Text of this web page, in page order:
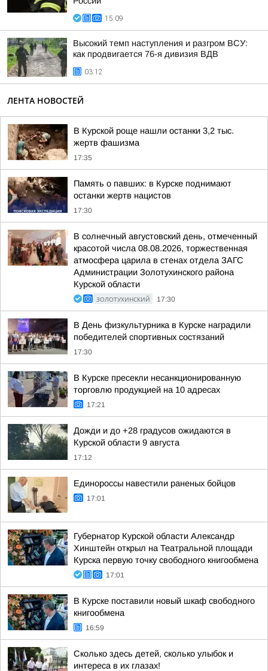
15:09
Высокий темп наступления и разгром ВСУ:
как продвигается 76-я дивизия ВДВ
03:12
ЛЕНТА НОВОСТЕЙ
В Курской роще нашли останки 3,2 тыс.
жертв фашизма
17:35
Память о павших: в Курске поднимают
останки жертв нацистов
17:30
В солнечный августовский день, отмеченный
красотой числа 08.08.2026, торжественная
атмосфера царила в стенах отдела ЗАГС
Администрации Золотухинского района
Курской области
ЗОЛОТУХИНСКИЙ 17:30
В День физкультурника в Курске наградили
победителей спортивных состязаний
17:30
В Курске пресекли несанкционированную
торговлю продукцией на 10 адресах
17:21
Дожди и до +28 градусов ожидаются в
Курской области 9 августа
17:12
Единороссы навестили раненых бойцов
17:01
Губернатор Курской области Александр
Хинштейн открыл на Театральной площади
Курска первую точку свободного книгообмена
17:01
В Курске поставили новый шкаф свободного
книгообмена
16:59
Сколько здесь детей, сколько улыбок и
интереса в их глазах!